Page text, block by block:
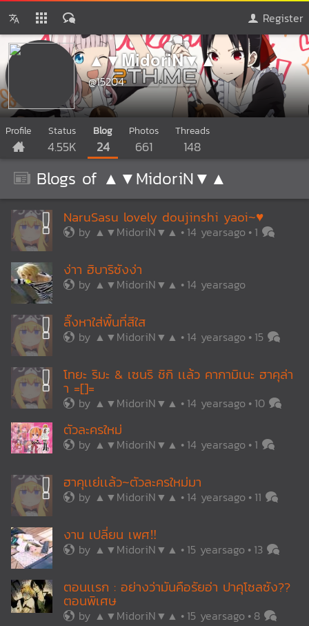
Register
▲▼MidoriN▼▲
@15204
Profile Status
4.55K
Blog
24
Photos
661
Threads
148
Blogs of ▲▼MidoriN▼▲
NaruSasu lovely doujinshi yaoi~♥
by ▲▼MidoriN▼▲ 14 yearsago 1
ง่าา ฮิบาริซังง่า
by ▲▼MidoriN▼▲ 14 yearsago
ลิ๊งหาใส่พื้นที่สีใส
by ▲▼MidoriN▼▲ 14 yearsago 15
โทยะ ริมะ & เซนริ ชิกิ เเล้ว คากามิเนะ ฮาคุล่า
า =[]=
by ▲▼MidoriN▼▲ 14 yearsago 10
ตัวละครใหม่
by ▲▼MidoriN▼▲ 14 yearsago 1
ฮาคุเเย่เเล้ว~ตัวละครใหม่มา
by ▲▼MidoriN▼▲ 14 yearsago 11
งาน เปลี่ยน เพศ‼
by ▲▼MidoriN▼▲ 15 yearsago 13
ตอนเเรก : อย่างว่ามันคือรัยอ่า ปาคุโซลซัง??
ตอนพิเศษ
by ▲▼MidoriN▼▲ 15 yearsago 8